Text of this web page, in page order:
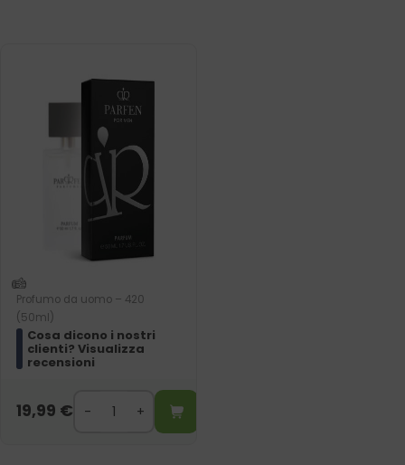
Profumo da uomo – 420
(50ml)
Cosa dicono i nostri
clienti? Visualizza
recensioni
19,99 €